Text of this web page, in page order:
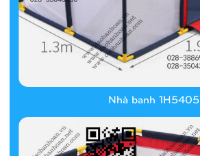
Nhà banh 1H5405